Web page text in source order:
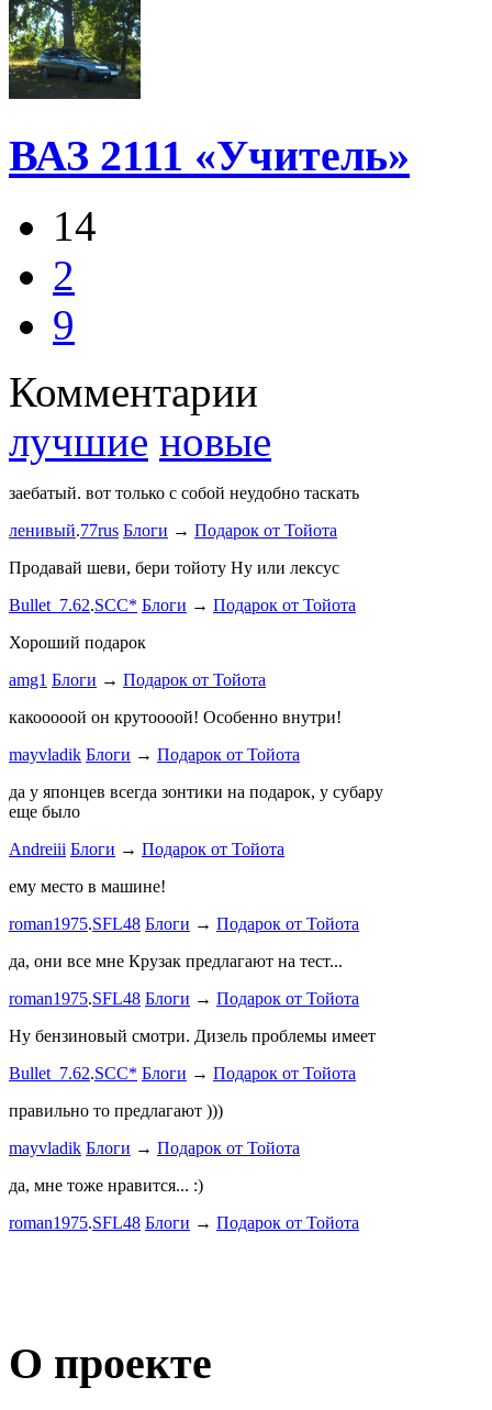
ВАЗ 2111 «Учитель»
14
2
9
Комментарии
лучшие новые
заебатый. вот только с собой неудобно таскать
ленивый.77rus Блоги → Подарок от Тойота
Продавай шеви, бери тойоту Ну или лексус
Bullet_7.62.SCC* Блоги → Подарок от Тойота
Хороший подарок
amg1 Блоги → Подарок от Тойота
какооооой он крутоооой! Особенно внутри!
mayvladik Блоги → Подарок от Тойота
да у японцев всегда зонтики на подарок, у субару
еще было
Andreiii Блоги → Подарок от Тойота
ему место в машине!
roman1975.SFL48 Блоги → Подарок от Тойота
да, они все мне Крузак предлагают на тест...
roman1975.SFL48 Блоги → Подарок от Тойота
Ну бензиновый смотри. Дизель проблемы имеет
Bullet_7.62.SCC* Блоги → Подарок от Тойота
правильно то предлагают )))
mayvladik Блоги → Подарок от Тойота
да, мне тоже нравится... :)
roman1975.SFL48 Блоги → Подарок от Тойота
О проекте